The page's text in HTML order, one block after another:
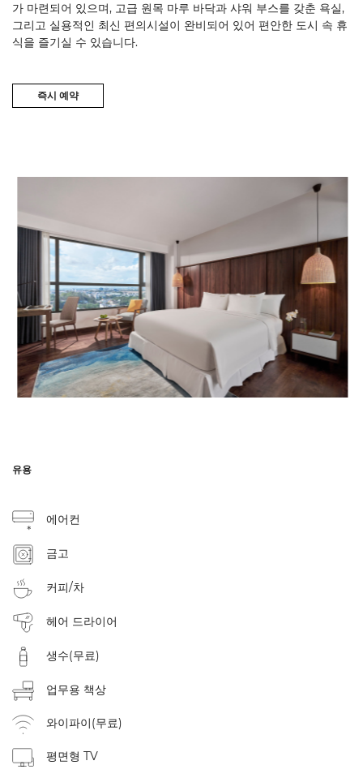
가 마련되어 있으며, 고급 원목 마루 바닥과 샤워 부스를 갖춘 욕실,
그리고 실용적인 최신 편의시설이 완비되어 있어 편안한 도시 속 휴
식을 즐기실 수 있습니다.
즉시 예약
유용
에어컨
금고
커피/차
헤어 드라이어
생수(무료)
업무용 책상
와이파이(무료)
평면형 TV